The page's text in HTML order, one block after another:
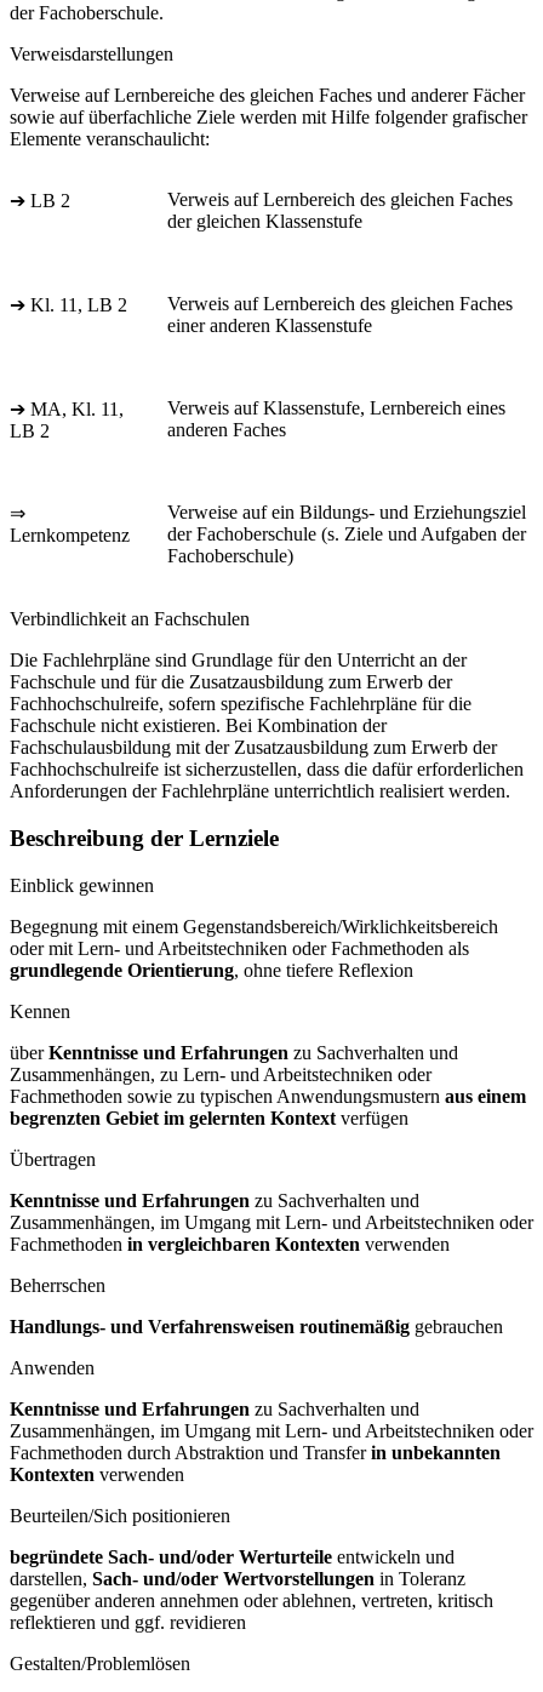
der Fachoberschule.
Verweisdarstellungen
Verweise auf Lernbereiche des gleichen Faches und anderer Fächer
sowie auf überfachliche Ziele werden mit Hilfe folgender grafischer
Elemente veranschaulicht:
➔ LB 2
Verweis auf Lernbereich des gleichen Faches
der gleichen Klassenstufe
➔ Kl. 11, LB 2
Verweis auf Lernbereich des gleichen Faches
einer anderen Klassenstufe
➔ MA, Kl. 11,
LB 2
Verweis auf Klassenstufe, Lernbereich eines
anderen Faches
⇒
Lernkompetenz
Verweise auf ein Bildungs- und Erziehungsziel
der Fachoberschule (s. Ziele und Aufgaben der
Fachoberschule)
Verbindlichkeit an Fachschulen
Die Fachlehrpläne sind Grundlage für den Unterricht an der
Fachschule und für die Zusatzausbildung zum Erwerb der
Fachhochschulreife, sofern spezifische Fachlehrpläne für die
Fachschule nicht existieren. Bei Kombination der
Fachschulausbildung mit der Zusatzausbildung zum Erwerb der
Fachhochschulreife ist sicherzustellen, dass die dafür erforderlichen
Anforderungen der Fachlehrpläne unterrichtlich realisiert werden.
Beschreibung der Lernziele
Einblick gewinnen
Begegnung mit einem Gegenstandsbereich/Wirklichkeitsbereich
oder mit Lern- und Arbeitstechniken oder Fachmethoden als
grundlegende Orientierung, ohne tiefere Reflexion
Kennen
überKenntnisse und Erfahrungen zu Sachverhalten und
Zusammenhängen, zu Lern- und Arbeitstechniken oder
Fachmethoden sowie zu typischen Anwendungsmustern aus einem
begrenzten Gebiet im gelernten Kontext verfügen
Übertragen
Kenntnisse und Erfahrungen zu Sachverhalten und
Zusammenhängen, im Umgang mit Lern- und Arbeitstechniken oder
Fachmethoden in vergleichbaren Kontexten verwenden
Beherrschen
Handlungs- und Verfahrensweisen routinemäßig gebrauchen
Anwenden
Kenntnisse und Erfahrungen zu Sachverhalten und
Zusammenhängen, im Umgang mit Lern- und Arbeitstechniken oder
Fachmethoden durch Abstraktion und Transferin unbekannten
Kontexten verwenden
Beurteilen/Sich positionieren
begründete Sach- und/oder Werturteile entwickeln und
darstellen, Sach- und/oder Wertvorstellungen in Toleranz
gegenüber anderen annehmen oder ablehnen, vertreten, kritisch
reflektieren und ggf. revidieren
Gestalten/Problemlösen